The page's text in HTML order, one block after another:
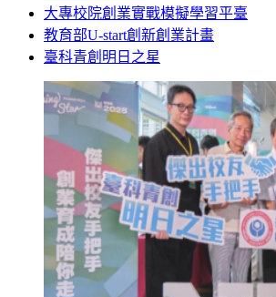
大專校院創業實戰模擬學習平臺
教育部U-start創新創業計畫
臺科青創明日之星